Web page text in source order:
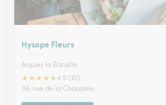
Hysope Fleurs
Arques la Bataille
★★★★★4.5 (61)
39, rue de la Chaussée